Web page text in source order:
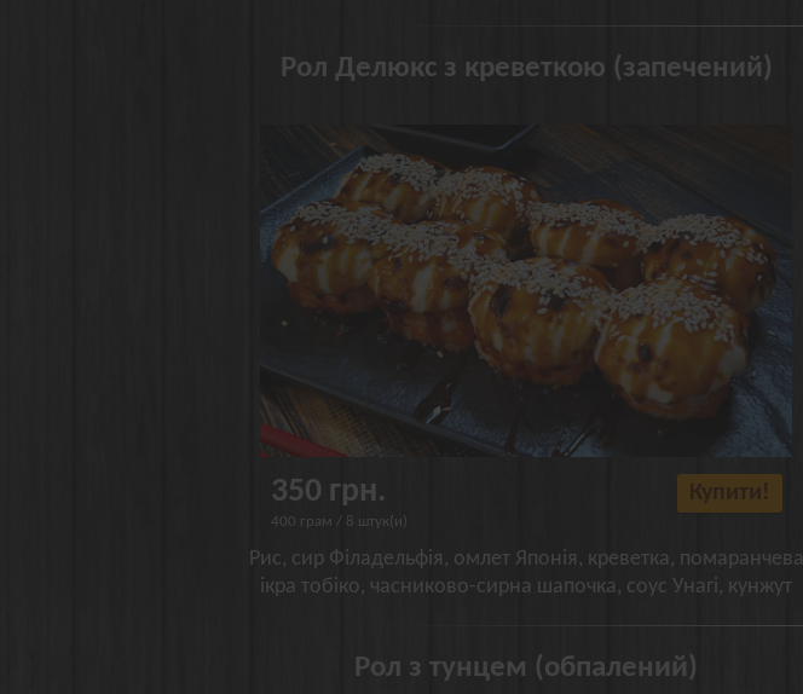
Рол Делюкс з креветкою (запечений)
350 грн.
400 грам / 8 штук(и)
Рис, сир Філадельфія, омлет Японія, креветка, помаранчева
ікра тобіко, часниково-сирна шапочка, соус Унагі, кунжут
Рол з тунцем (обпалений)